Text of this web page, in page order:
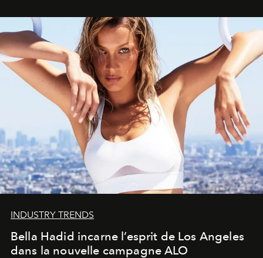
INDUSTRY TRENDS
Bella Hadid incarne l’esprit de Los Angeles
dans la nouvelle campagne ALO